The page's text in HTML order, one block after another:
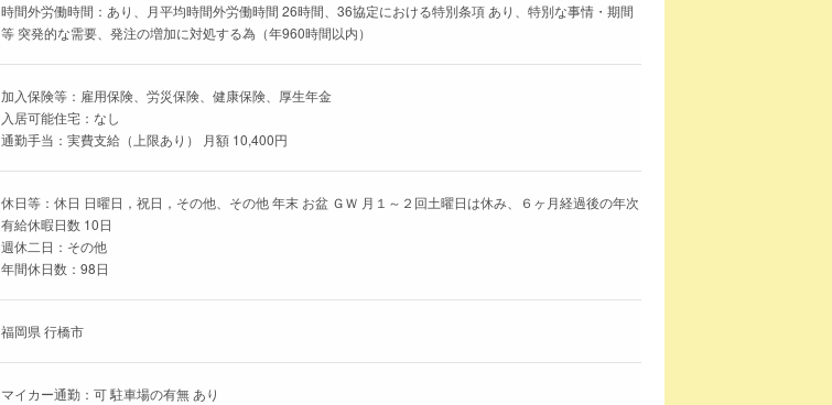
時間外労働時間：あり、月平均時間外労働時間 26時間、36協定における特別条項 あり、特別な事情・期間
等 突発的な需要、発注の増加に対処する為（年960時間以内）
加入保険等：雇用保険、労災保険、健康保険、厚生年金
入居可能住宅：なし
通勤手当：実費支給（上限あり） 月額 10,400円
休日等：休日 日曜日，祝日，その他、その他 年末 お盆 ＧＷ 月１～２回土曜日は休み、６ヶ月経過後の年次
有給休暇日数 10日
週休二日：その他
年間休日数：98日
福岡県 行橋市
マイカー通勤：可 駐車場の有無 あり